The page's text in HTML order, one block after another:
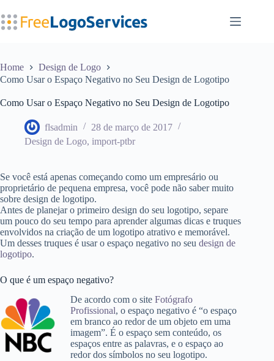
para
o
Home
Design de Logo
Como Usar o Espaço Negativo no Seu Design de Logotipo
Como Usar o Espaço Negativo no Seu Design de Logotipo
flsadmin
28 de março de 2017
Design de Logo, import-ptbr
Se você está apenas começando como um empresário ou
proprietário de pequena empresa, você pode não saber muito
sobre design de logotipo.
Antes de planejar o primeiro design do seu logotipo, separe
um pouco do seu tempo para aprender algumas dicas e truques
envolvidos na criação de um logotipo atrativo e memorável.
Um desses truques é usar o espaço negativo no seu design de
logotipo.
O que é um espaço negativo?
De acordo com o site Fotógrafo
Profissional, o espaço negativo é “o espaço
em branco ao redor de um objeto em uma
imagem”. É o espaço sem conteúdo, os
espaços entre as palavras, e o espaço ao
redor dos símbolos no seu logotipo.